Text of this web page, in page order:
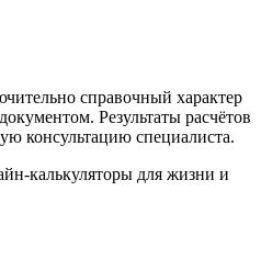
справочный характер
Результаты расчётов
консультацию специалиста.
калькуляторы для жизни и